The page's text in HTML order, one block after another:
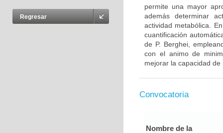
Regresar
permite una mayor
además determinar
actividad metabólica.
cuantificación
de P. Berghei,
con el animo de
mejorar la capacidad
Convocatoria
Nombre de la